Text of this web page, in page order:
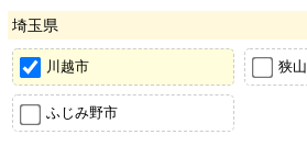
埼玉県
川越市 狭
ふじみ野市